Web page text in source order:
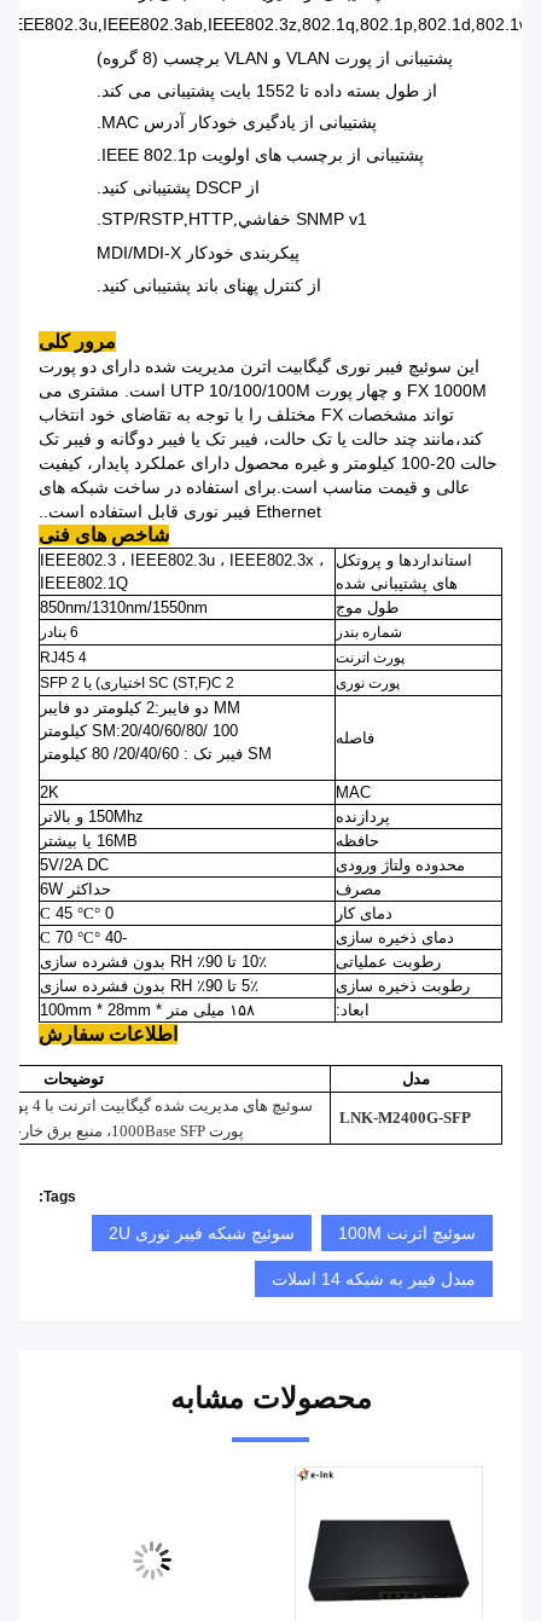
IEEE802.3u,IEEE802.3ab,IEEE802.3z,802.1q,802.1p,802.1d,802.1w
پشتیبانی از پورت VLAN و VLAN برچسب (8 گروه)
از طول بسته داده تا 1552 بایت پشتیبانی می کند.
پشتیبانی از یادگیری خودکار آدرس MAC.
پشتیبانی از برچسب های اولویت IEEE 802.1p.
از DSCP پشتیبانی کنید.
SNMP v1 خفاشي,
STP/RSTP,HTTP
.
پیکربندی خودکار MDI/MDI-X
از کنترل پهنای باند پشتیبانی کنید.
مرور کلی
این سوئیچ فیبر نوری گیگابیت اترن مدیریت شده دارای دو پورت
FX 1000M و چهار پورت UTP 10/100/100M است. مشتری می
تواند مشخصات FX مختلف را با توجه به تقاضای خود انتخاب
کند،مانند چند حالت یا تک حالت، فیبر تک یا فیبر دوگانه و فیبر تک
حالت 20-100 کیلومتر و غیره محصول دارای عملکرد پایدار، کیفیت
عالی و قیمت مناسب است.برای استفاده در ساخت شبکه های
Ethernet فیبر نوری قابل استفاده است..
شاخص های فنی
استانداردها و پروتکل
های پشتیبانی شده
IEEE802.3 ، IEEE802.3u ، IEEE802.3x ،
IEEE802.1Q
طول موج
850nm/1310nm/1550nm
شماره بندر 6 بنادر
پورت اترنت
4 RJ45
پورت نوری
2
SC (ST,F)C اختیاری) یا 2 SFP
فاصله
MM دو فایبر :
2 کیلومتر دو فایبر
SM :20/40/60/80/ 100 کیلومتر
SM فیبر تک
: 20/40/60/ 80 کيلومتر
MAC
2K
پردازنده
150Mhz و بالاتر
حافظه
16MB یا بیشتر
محدوده ولتاژ ورودی
5V/2A DC
مصرف
حداکثر 6W
دمای کار
0
°C
45 °C
دمای ذخیره سازی
-40
°C
70 °C
رطوبت عملیاتی
10٪ تا 90٪ RH بدون فشرده سازی
رطوبت ذخیره سازی
5٪ تا 90٪ RH بدون فشرده سازی
ابعاد:
۱۵۸ میلی متر * 100mm * 28mm
اطلاعات سفارش
مدل توضیحات
LNK-M2400G-SFP
پورت 1000Base SFP، منبع برق خارجی، پشتیبانی از مدیریت WEB
Tags:
سوئیچ اترنت 100M سوئیچ شبکه فیبر نوری 2U
مبدل فیبر به شبکه 14 اسلات
محصولات مشابه